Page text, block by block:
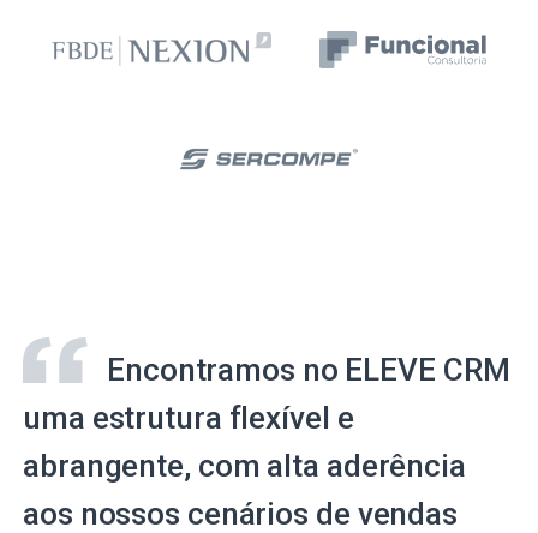
Encontramos no ELEVE CRM
uma estrutura flexível e
abrangente, com alta aderência
aos nossos cenários de vendas